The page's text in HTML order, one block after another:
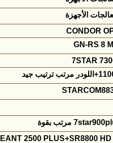
الأجهزة